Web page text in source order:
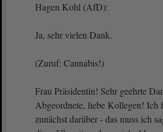
Hagen Kohl (AfD):
Ja, sehr vielen Dank.
(Zuruf: Cannabis!)
Frau Präsidentin! Sehr geehrte
Abgeordnete, liebe Kollegen! Ich
zunächst darüber - das muss ich